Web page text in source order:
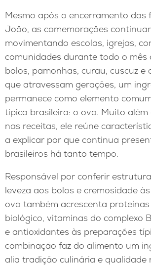
Mesmo após o encerramento das
João, as comemorações
movimentando escolas, igrejas,
comunidades durante todo o mês
bolos, pamonhas, curau, cuscuz e
que atravessam gerações, um
permanece como elemento
típica brasileira: o ovo. Muito
nas receitas, ele reúne
a explicar por que continua
brasileiros há tanto tempo.
Responsável por conferir
leveza aos bolos e cremosidade
ovo também acrescenta
biológico, vitaminas do complexo
e antioxidantes às preparações
combinação faz do alimento um
alia tradição culinária e qualidade